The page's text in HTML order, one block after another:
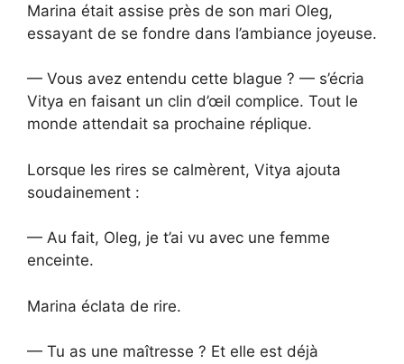
Marina était assise près de son mari Oleg,
essayant de se fondre dans l’ambiance joyeuse.
— Vous avez entendu cette blague ? — s’écria
Vitya en faisant un clin d’œil complice. Tout le
monde attendait sa prochaine réplique.
Lorsque les rires se calmèrent, Vitya ajouta
soudainement :
— Au fait, Oleg, je t’ai vu avec une femme
enceinte.
Marina éclata de rire.
— Tu as une maîtresse ? Et elle est déjà